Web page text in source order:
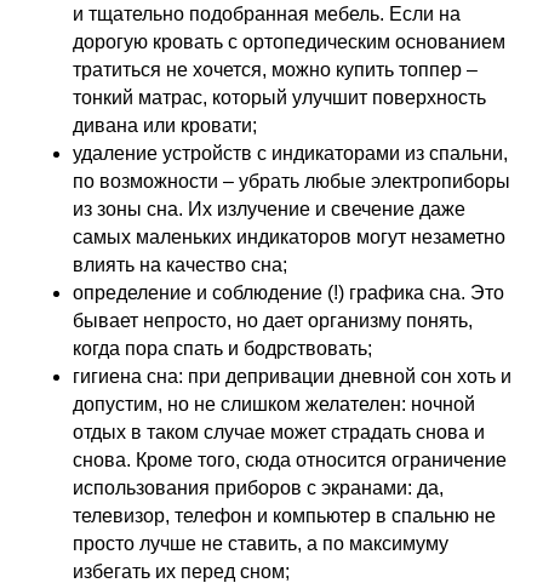
и тщательно подобранная мебель. Если на
дорогую кровать с ортопедическим основанием
тратиться не хочется, можно купить топпер –
тонкий матрас, который улучшит поверхность
дивана или кровати;
удаление устройств с индикаторами из спальни,
по возможности – убрать любые электропиборы
из зоны сна. Их излучение и свечение даже
самых маленьких индикаторов могут незаметно
влиять на качество сна;
определение и соблюдение (!) графика сна. Это
бывает непросто, но дает организму понять,
когда пора спать и бодрствовать;
гигиена сна: при депривации дневной сон хоть и
допустим, но не слишком желателен: ночной
отдых в таком случае может страдать снова и
снова. Кроме того, сюда относится ограничение
использования приборов с экранами: да,
телевизор, телефон и компьютер в спальню не
просто лучше не ставить, а по максимуму
избегать их перед сном;